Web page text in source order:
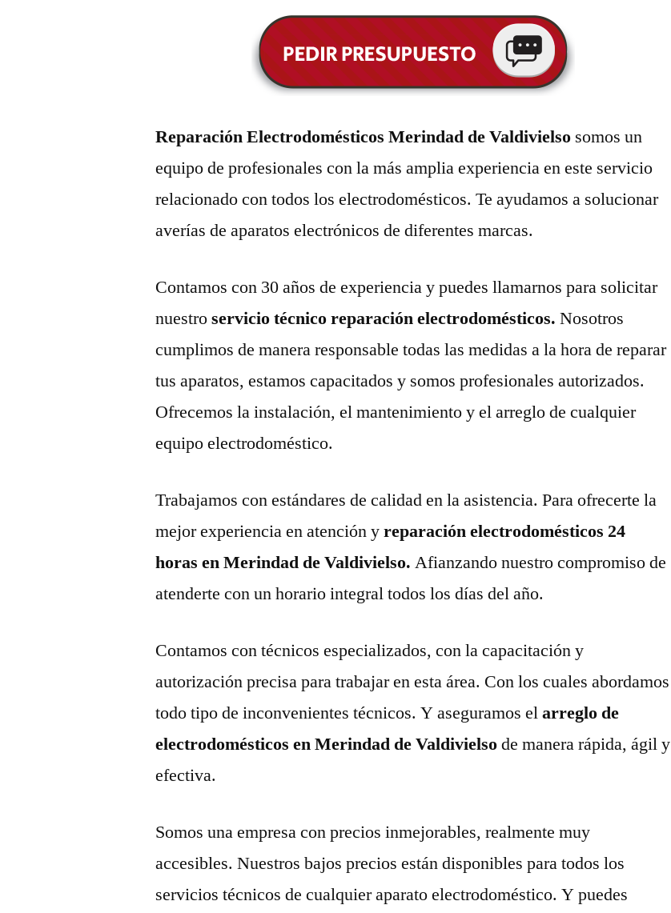
Reparación Electrodomésticos Merindad de Valdivielso somos un
equipo de profesionales con la más amplia experiencia en este servicio
relacionado con todos los electrodomésticos. Te ayudamos a solucionar
averías de aparatos electrónicos de diferentes marcas.
Contamos con 30 años de experiencia y puedes llamarnos para solicitar
nuestroservicio técnico reparación electrodomésticos.Nosotros
cumplimos de manera responsable todas las medidas a la hora de reparar
tus aparatos, estamos capacitados y somos profesionales autorizados.
Ofrecemos la instalación, el mantenimiento y el arreglo de cualquier
equipo electrodoméstico.
Trabajamos con estándares de calidad en la asistencia. Para ofrecerte la
mejor experiencia en atención yreparación electrodomésticos 24
horas en Merindad de Valdivielso.Afianzando nuestro compromiso de
atenderte con un horario integral todos los días del año.
Contamos con técnicos especializados, con la capacitación y
autorización precisa para trabajar en esta área. Con los cuales abordamos
todo tipo de inconvenientes técnicos. Y aseguramos elarreglo de
electrodomésticos en Merindad de Valdivielsode manera rápida, ágil y
efectiva.
Somos una empresa con precios inmejorables, realmente muy
accesibles. Nuestros bajos precios están disponibles para todos los
servicios técnicos de cualquier aparato electrodoméstico. Y puedes